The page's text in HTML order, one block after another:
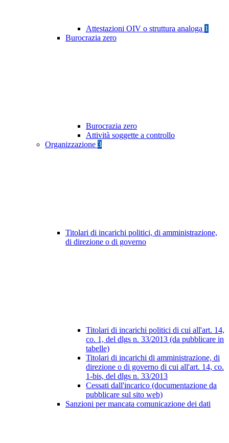
Attestazioni OIV o struttura analoga 1
Burocrazia zero
Burocrazia zero
Attività soggette a controllo
Organizzazione 3
Titolari di incarichi politici, di amministrazione,
di direzione o di governo
Titolari di incarichi politici di cui all'art. 14,
co. 1, del dlgs n. 33/2013 (da pubblicare in
tabelle)
Titolari di incarichi di amministrazione, di
direzione o di governo di cui all'art. 14, co.
1-bis, del dlgs n. 33/2013
Cessati dall'incarico (documentazione da
pubblicare sul sito web)
Sanzioni per mancata comunicazione dei dati